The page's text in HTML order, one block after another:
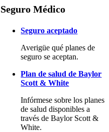
Seguro Médico
Seguro aceptado
Averigüe qué planes de
seguro se aceptan.
Plan de salud de Baylor
Scott & White
Infórmese sobre los planes
de salud disponibles a
través de Baylor Scott &
White.